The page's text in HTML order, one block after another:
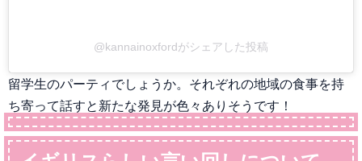
@kannainoxfordがシェアした投稿
留学生のパーティでしょうか。それぞれの地域の食事を持
ち寄って話すと新たな発見が色々ありそうです！